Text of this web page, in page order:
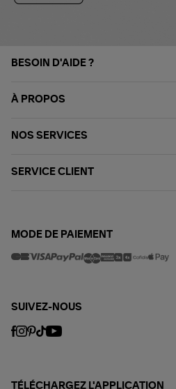
BESOIN D'AIDE ?
À PROPOS
NOS SERVICES
SERVICE CLIENT
MODE DE PAIEMENT
SUIVEZ-NOUS
TÉLÉCHARGEZ L'APPLICATION